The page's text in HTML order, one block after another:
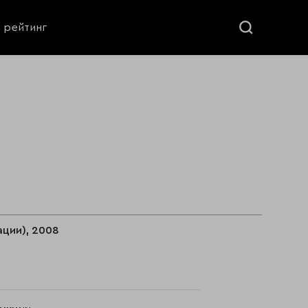
рейтинг
2008